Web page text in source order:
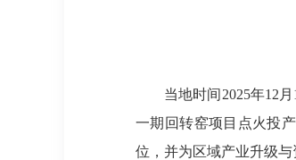
当地时间2025年12
一期回转窑项目点火投
位，并为区域产业升级与